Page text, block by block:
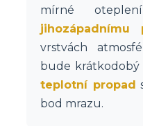
mírné
jihozápadnímu
vrstvách
bude krátkodobý
teplotní propad
bod mrazu.